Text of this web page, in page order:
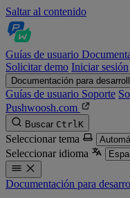
Saltar al contenido
Guías de usuario
Solicitar demo Iniciar sesión
Documentación para
Guías de usuario Soporte
Pushwoosh.com
Buscar CtrlK
Seleccionar tema
Seleccionar idioma
Documentación para